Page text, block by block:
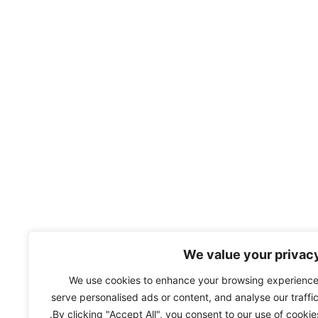
We value your
We use cookies to enhance your browsing
serve personalised ads or content, and analyse our
By clicking "Accept All", you consent to our use of